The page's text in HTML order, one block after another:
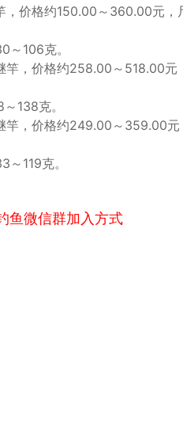
，价格约150.00～360.00元
～106克。
竿，价格约258.00～518.00
138克。
竿，价格约249.00～359.00
119克。
鱼微信群加入方式